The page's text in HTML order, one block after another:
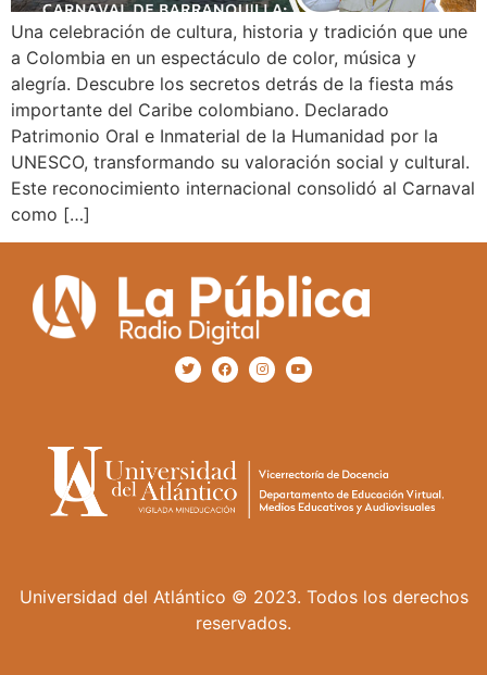
Una celebración de cultura, historia y tradición que une
a Colombia en un espectáculo de color, música y
alegría. Descubre los secretos detrás de la fiesta más
importante del Caribe colombiano. Declarado
Patrimonio Oral e Inmaterial de la Humanidad por la
UNESCO, transformando su valoración social y cultural.
Este reconocimiento internacional consolidó al Carnaval
como […]
Universidad del Atlántico © 2023. Todos los derechos
reservados.